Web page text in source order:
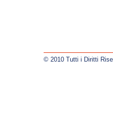
© 2010 Tutti i Diritti